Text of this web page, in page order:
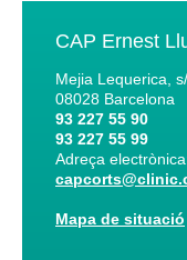
CAP Ernest
Mejia Lequerica,
08028 Barcelona
93 227 55 90
93 227 55 99
Adreça
Mapa de situació